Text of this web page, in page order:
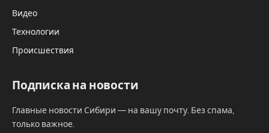
Видео
Технологии
Происшествия
Подписка на новости
Главные новости Сибири — на вашу почту. Без спама,
только важное.